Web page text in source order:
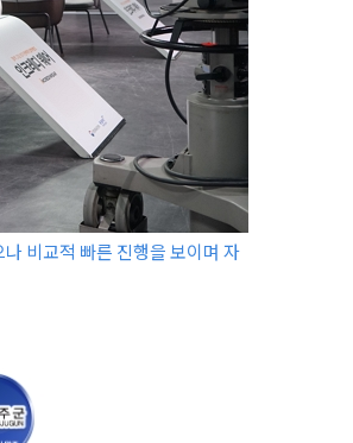
비교적 빠른 진행을 보이며 자